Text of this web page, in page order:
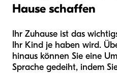
Hause schaffen
Ihr Zuhause ist das
Ihr Kind je haben wird.
hinaus können Sie eine
Sprache gedeiht, indem